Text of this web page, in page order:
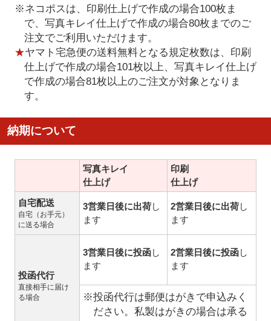
※ネコポスは、印刷仕上げで作成の場合100枚ま
で、写真キレイ仕上げで作成の場合80枚までのご
注文でご利用いただけます。
★ヤマト宅急便の送料無料となる規定枚数は、印刷
仕上げで作成の場合101枚以上、写真キレイ仕上げ
で作成の場合81枚以上のご注文が対象となりま
す。
納期について
写真キレイ
仕上げ
印刷
仕上げ
自宅配送
自宅（お手元）
に送る場合
3営業日後に出荷し
ます
2営業日後に出荷し
ます
投函代行
直接相手に届け
る場合
3営業日後に投函し
ます
2営業日後に投函し
ます
※投函代行は郵便はがきで申込みく
ださい。私製はがきの場合は承る